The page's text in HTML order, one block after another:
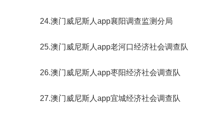
24.澳门威尼斯人app襄阳调查监测分局
25.澳门威尼斯人app老河口经济社会调查队
26.澳门威尼斯人app枣阳经济社会调查队
27.澳门威尼斯人app宜城经济社会调查队